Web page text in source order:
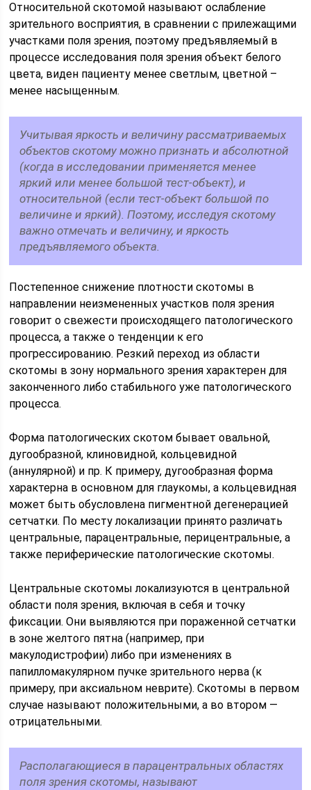
Относительной скотомой называют ослабление
зрительного восприятия, в сравнении с прилежащими
участками поля зрения, поэтому предъявляемый в
процессе исследования поля зрения объект белого
цвета, виден пациенту менее светлым, цветной –
менее насыщенным.
Учитывая яркость и величину рассматриваемых
объектов скотому можно признать и абсолютной
(когда в исследовании применяется менее
яркий или менее большой тест-объект), и
относительной (если тест-объект большой по
величине и яркий). Поэтому, исследуя скотому
важно отмечать и величину, и яркость
предъявляемого объекта.
Постепенное снижение плотности скотомы в
направлении неизмененных участков поля зрения
говорит о свежести происходящего патологического
процесса, а также о тенденции к его
прогрессированию. Резкий переход из области
скотомы в зону нормального зрения характерен для
законченного либо стабильного уже патологического
процесса.
Форма патологических скотом бывает овальной,
дугообразной, клиновидной, кольцевидной
(аннулярной) и пр. К примеру, дугообразная форма
характерна в основном для глаукомы, а кольцевидная
может быть обусловлена пигментной дегенерацией
сетчатки. По месту локализации принято различать
центральные, парацентральные, перицентральные, а
также периферические патологические скотомы.
Центральные скотомы локализуются в центральной
области поля зрения, включая в себя и точку
фиксации. Они выявляются при пораженной сетчатки
в зоне желтого пятна (например, при
макулодистрофии) либо при изменениях в
папилломакулярном пучке зрительного нерва (к
примеру, при аксиальном неврите). Скотомы в первом
случае называют положительными, а во втором —
отрицательными.
Располагающиеся в парацентральных областях
поля зрения скотомы, называют